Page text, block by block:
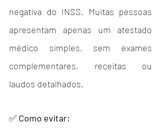
negativa do INSS. Muitas pessoas
apresentam apenas um atestado
médico simples, sem exames
complementares, receitas ou
laudos detalhados.
✅ Como evitar: